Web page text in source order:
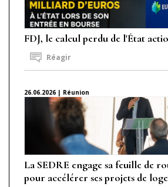
FDJ, le calcul perdu de l'État
Réagir
26.06.2026 | Réunion
La SEDRE engage sa feuille de
pour accélérer ses projets de